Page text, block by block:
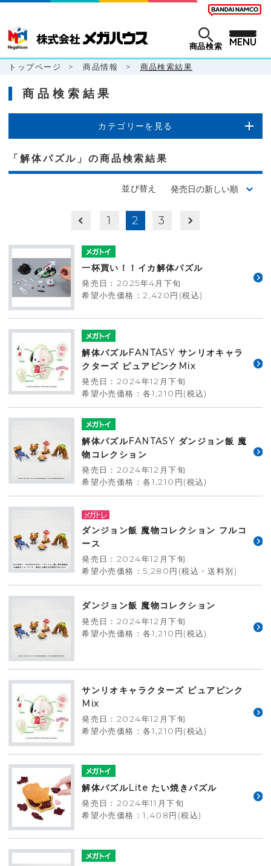
商品検索 MENU
トップページ > 商品情報 > 商品検索結果
商品検索結果
カテゴリーを見る
「解体パズル」の商品検索結果
並び替え
1 2 3
一杯買い！！イカ解体パズル
発売日：2025年4月下旬
希望小売価格：2,420円(税込)
解体パズルFANTASY サンリオキャラ
クターズ ピュアピンクMix
発売日：2024年12月下旬
希望小売価格：各1,210円(税込)
解体パズルFANTASY ダンジョン飯 魔
物コレクション
発売日：2024年12月下旬
希望小売価格：各1,210円(税込)
ダンジョン飯 魔物コレクション フルコ
ース
発売日：2024年12月下旬
希望小売価格：5,280円(税込・送料別)
ダンジョン飯 魔物コレクション
発売日：2024年12月下旬
希望小売価格：各1,210円(税込)
サンリオキャラクターズ ピュアピンク
Mix
発売日：2024年12月下旬
希望小売価格：各1,210円(税込)
解体パズルLite たい焼きパズル
発売日：2024年11月下旬
希望小売価格：1,408円(税込)